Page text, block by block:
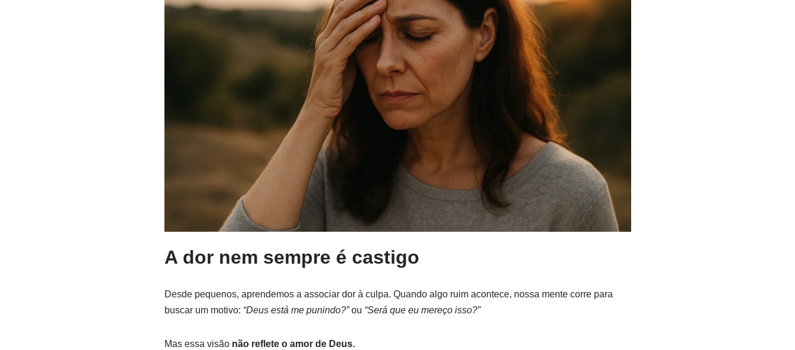
A dor nem sempre é castigo
Desde pequenos, aprendemos a associar dor à culpa. Quando algo ruim acontece, nossa mente corre para
buscar um motivo: “Deus está me punindo?”ou “Será que eu mereço isso?”
Mas essa visão não reflete o amor de Deus.